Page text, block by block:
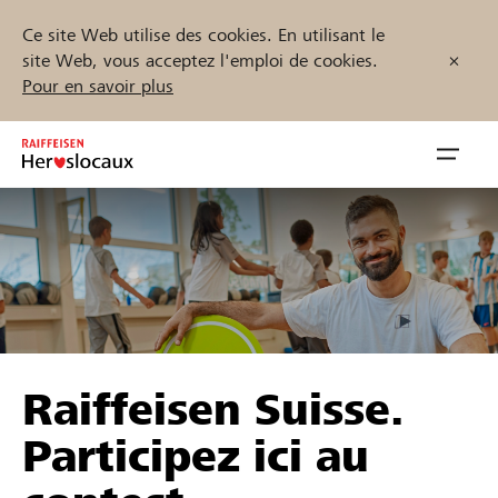
Ce site Web utilise des cookies. En utilisant le
site Web, vous acceptez l'emploi de cookies.
Pour en savoir plus
Inhalt
springen
öffnen
Parrainer
Soutien & assistance
Trouvez des projets et des organisations
Démarrez maintenant
Raiffeisen Suisse.
Participez ici au